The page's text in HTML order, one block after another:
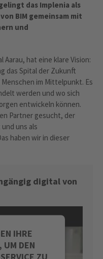
das Implenia als
BIM gemeinsam mit
und
Aarau, hat eine klare Vision:
das Spital der Zukunft
im Mittelpunkt. Es
werden und wo sich
entwickeln können.
Partner gesucht, der
uns als
haben wir in dieser
digital von
IHRE
UM DEN
ZU